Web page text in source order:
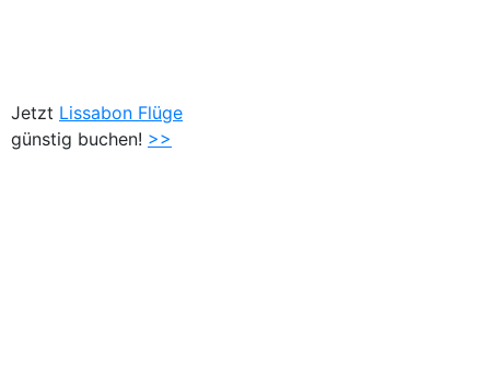
Jetzt Lissabon Flüge
günstig buchen! >>